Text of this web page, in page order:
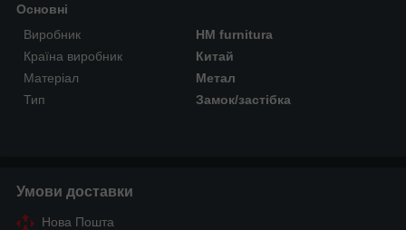
Основні
Виробник
HM furnitura
Країна виробник
Китай
Матеріал
Метал
Тип
Замок/застібка
Умови доставки
Нова Пошта